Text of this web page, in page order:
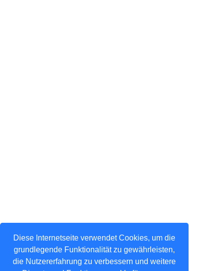
Diese Internetseite verwendet Cookies, um die
grundlegende Funktionalität zu gewährleisten,
die Nutzererfahrung zu verbessern und weitere